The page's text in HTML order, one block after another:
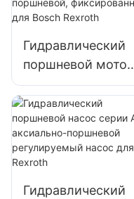
Гидравлический
поршневой мотор
A2FE 90/61W,
аксиально-
поршневой,
фиксированный
для Bosch Rexroth
Гидравлический